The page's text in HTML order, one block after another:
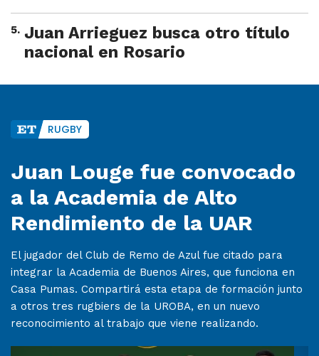
5. Juan Arrieguez busca otro título
nacional en Rosario
RUGBY
Juan Louge fue convocado
a la Academia de Alto
Rendimiento de la UAR
El jugador del Club de Remo de Azul fue citado para
integrar la Academia de Buenos Aires, que funciona en
Casa Pumas. Compartirá esta etapa de formación junto
a otros tres rugbiers de la UROBA, en un nuevo
reconocimiento al trabajo que viene realizando.